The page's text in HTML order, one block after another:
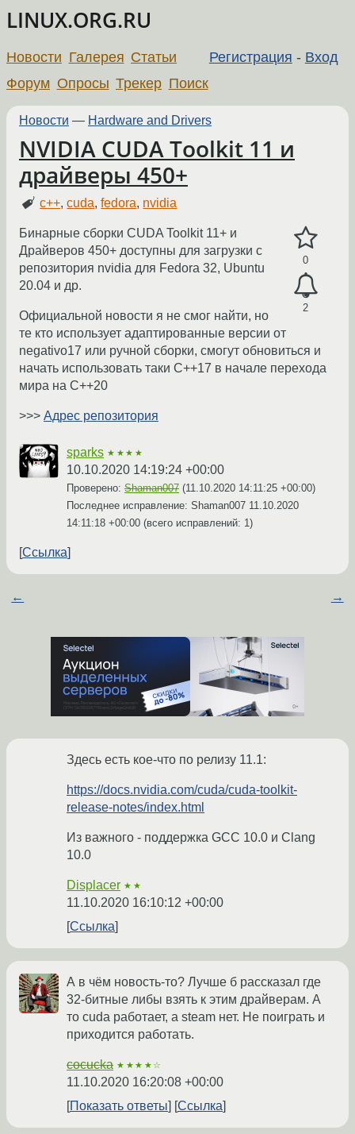
LINUX.ORG.RU
Регистрация - Вход
Новости Галерея Статьи
Форум Опросы Трекер Поиск
Новости — Hardware and Drivers
NVIDIA CUDA Toolkit 11 и
драйверы 450+
c++,cuda,fedora, nvidia
0
2
Бинарные сборки CUDA Toolkit 11+ и
Драйверов 450+ доступны для загрузки с
репозитория nvidia для Fedora 32, Ubuntu
20.04 и др.
Официальной новости я не смог найти, но
те кто использует адаптированные версии от
negativo17 или ручной сборки, смогут обновиться и
начать использовать таки C++17 в начале перехода
мира на C++20
>>> Адрес репозитория
sparks ★★★★
10.10.2020 14:19:24 +00:00
Проверено: Shaman007 (11.10.2020 14:11:25 +00:00)
Последнее исправление: Shaman007 11.10.2020
14:11:18 +00:00 (всего исправлений: 1)
Ссылка
← →
Здесь есть кое-что по релизу 11.1:
https://docs.nvidia.com/cuda/cuda-toolkit-
release-notes/index.html
Из важного - поддержка GCC 10.0 и Clang
10.0
Displacer ★★
11.10.2020 16:10:12 +00:00
Ссылка
А в чём новость-то? Лучше б рассказал где
32-битные либы взять к этим драйверам. А
то cuda работает, а steam нет. Не поиграть и
приходится работать.
cocucka ★★★★☆
11.10.2020 16:20:08 +00:00
Показать ответы
Ссылка